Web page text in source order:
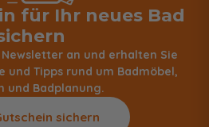
für Ihr neues Bad
an und erhalten Sie
und Tipps rund um Badmöbel,
und Badplanung.
sichern